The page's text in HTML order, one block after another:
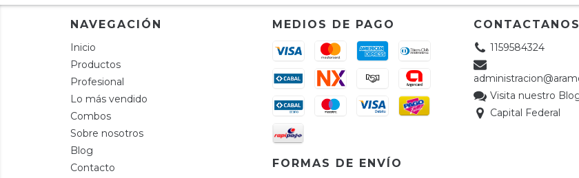
NAVEGACIÓN
Inicio
Productos
Profesional
Lo más vendido
Combos
Sobre nosotros
Blog
Contacto
MEDIOS DE PAGO
FORMAS DE ENVÍO
CONTACTANOS
1159584324
Visita nuestro
Capital Federal